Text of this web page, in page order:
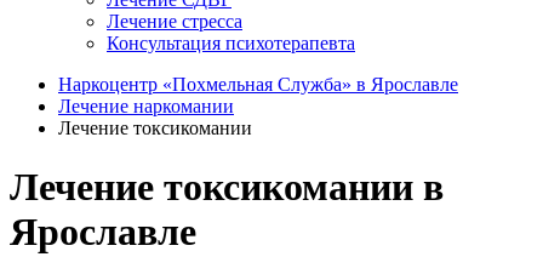
Лечение стресса
Консультация психотерапевта
Наркоцентр «Похмельная Служба» в Ярославле
Лечение наркомании
Лечение токсикомании
Лечение токсикомании в
Ярославле